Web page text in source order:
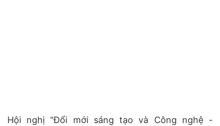
Hội nghị "Đổi mới sáng tạo và Công nghệ -